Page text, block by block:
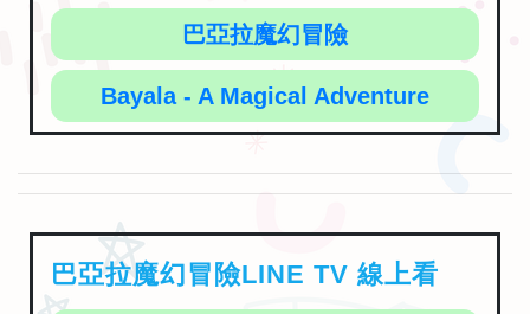
巴亞拉魔幻冒險
Bayala - A Magical Adventure
巴亞拉魔幻冒險LINE TV 線上看